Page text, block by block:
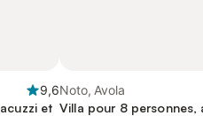
9,6
et
Noto, Avola
Villa pour 8 personnes,